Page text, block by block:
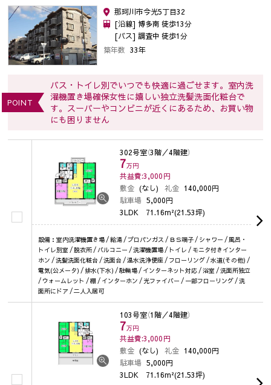
那珂川市今光5丁目32
[沿線] 博多南 徒歩13分
[バス] 調査中 徒歩1分
築年数 33年
POINT
バス・トイレ別でいつでも快適に過ごせます。室内洗
濯機置き場確保女性に嬉しい独立洗髪洗面化粧台で
す。スーパーやコンビニが近くにあるため、お買い物
にも困りません
302号室（3階／4階建）
7万円
共益費:3,000円
敷金 (なし) 礼金 140,000円
駐車場 5,000円
3LDK 71.16m²(21.53坪)
設備：室内洗濯機置き場 / 給湯 / プロパンガス / ＢＳ端子 / シャワー / 風呂・
トイレ別室 / 脱衣所 / バルコニー / 洗濯機置場 / トイレ / モニタ付きインター
ホン / 洗髪洗面化粧台 / 洗面台 / 温水洗浄便座 / フローリング / 水道(その他) /
電気(公メータ) / 排水(下水) / 駐輪場 / インターネット対応 / 浴室 / 洗面所独立
/ ウォームレット / 棚 / インターホン / 光ファイバー / 一部フローリング / 洗
面所にドア / 二人入居可
103号室（1階／4階建）
7万円
共益費:3,000円
敷金 (なし) 礼金 140,000円
駐車場 5,000円
3LDK 71.16m²(21.53坪)